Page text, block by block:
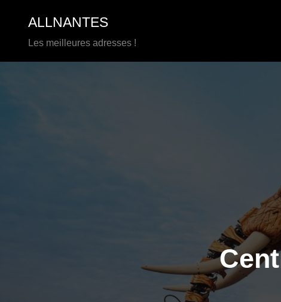
contenu
ALLNANTES
Les meilleures adresses !